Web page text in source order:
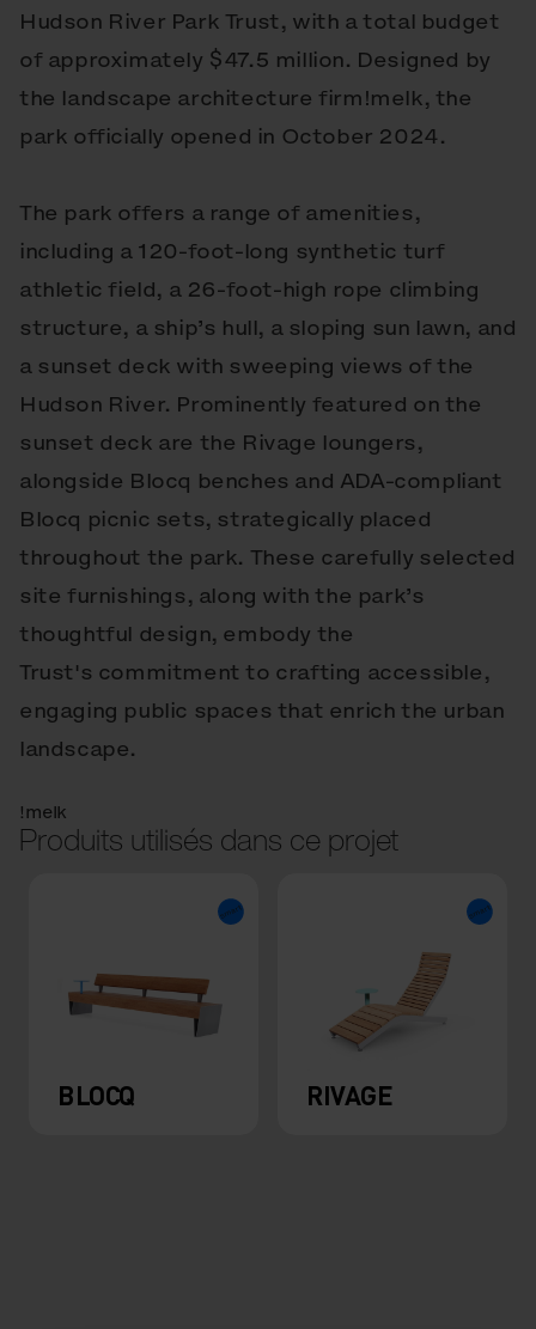
Hudson River Park Trust, with a total budget
of approximately $47.5 million. Designed by
the landscape architecture firm!melk, the
park officially opened in October 2024.
The park offers a range of amenities,
including a 120-foot-long synthetic turf
athletic field, a 26-foot-high rope climbing
structure, a ship’s hull, a sloping sun lawn, and
a sunset deck with sweeping views of the
Hudson River. Prominently featured on the
sunset deck are the Rivage loungers,
alongside Blocq benches and ADA-compliant
Blocq picnic sets, strategically placed
throughout the park. These carefully selected
site furnishings, along with the park’s
thoughtful design, embody the
Trust's commitment to crafting accessible,
engaging public spaces that enrich the urban
landscape.
!melk
Produits utilisés dans ce projet
BLOCQ RIVAGE